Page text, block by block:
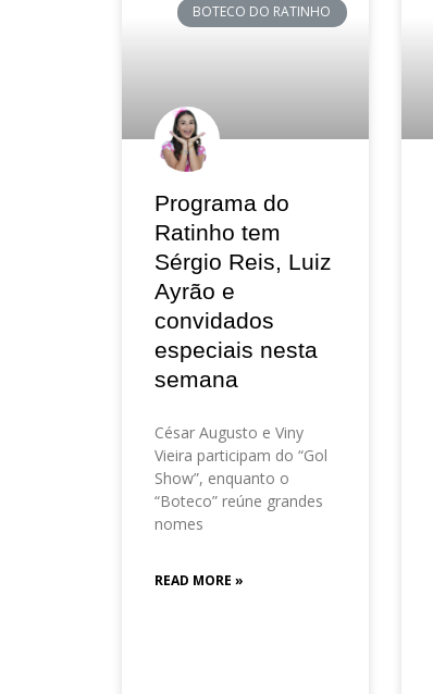
BOTECO DO RATINHO
Programa do
Ratinho tem
Sérgio Reis, Luiz
Ayrão e
convidados
especiais nesta
semana
César Augusto e Viny
Vieira participam do “Gol
Show”, enquanto o
“Boteco” reúne grandes
nomes
READ MORE »